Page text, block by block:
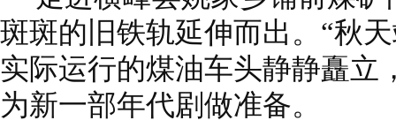
斑斑的旧铁轨延伸而出。“秋
实际运行的煤油车头静静矗立
为新一部年代剧做准备。